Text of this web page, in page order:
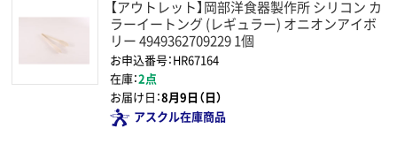
【アウトレット】岡部洋食器製作所 シリコン カ
ラーイートング (レギュラー) オニオンアイボ
リー 4949362709229 1個
お申込番号：HR67164
在庫：2点
お届け日：8月9日（日）
アスクル在庫商品